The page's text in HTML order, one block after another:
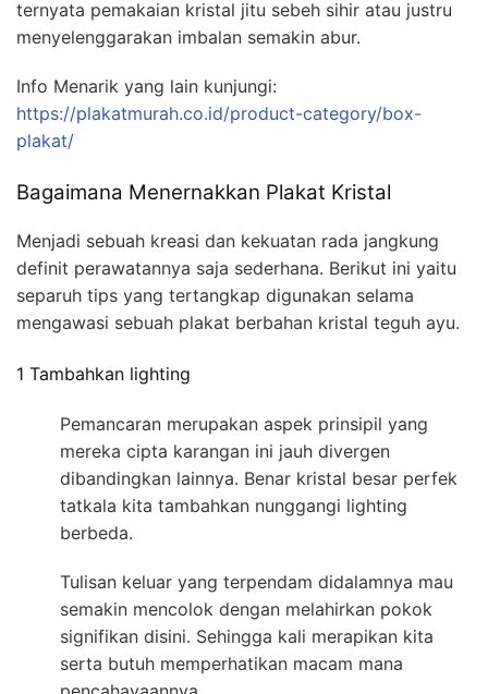
ternyata pemakaian kristal jitu sebeh sihir atau justru
menyelenggarakan imbalan semakin abur.
Info Menarik yang lain kunjungi:
https://plakatmurah.co.id/product-category/box-
plakat/
Bagaimana Menernakkan Plakat Kristal
Menjadi sebuah kreasi dan kekuatan rada jangkung
definit perawatannya saja sederhana. Berikut ini yaitu
separuh tips yang tertangkap digunakan selama
mengawasi sebuah plakat berbahan kristal teguh ayu.
1 Tambahkan lighting
Pemancaran merupakan aspek prinsipil yang
mereka cipta karangan ini jauh divergen
dibandingkan lainnya. Benar kristal besar perfek
tatkala kita tambahkan nunggangi lighting
berbeda.
Tulisan keluar yang terpendam didalamnya mau
semakin mencolok dengan melahirkan pokok
signifikan disini. Sehingga kali merapikan kita
serta butuh memperhatikan macam mana